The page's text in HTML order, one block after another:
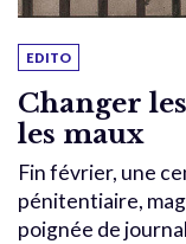
EDITO
Changer
les maux
Fin février, une
pénitentiaire,
poignée de